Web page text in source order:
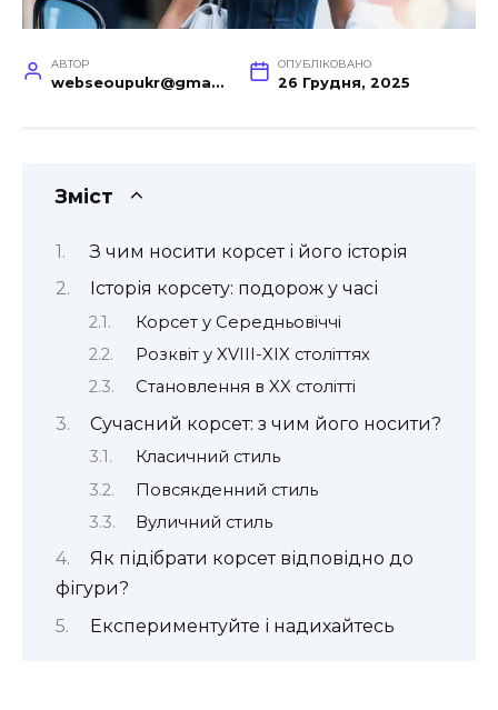
АВТОР
webseoupukr@gmail.com
ОПУБЛІКОВАНО
26 Грудня, 2025
Зміст
З чим носити корсет і його історія
Історія корсету: подорож у часі
Корсет у Середньовіччі
Розквіт у XVIII-XIX століттях
Становлення в XX столітті
Сучасний корсет: з чим його носити?
Класичний стиль
Повсякденний стиль
Вуличний стиль
Як підібрати корсет відповідно до
фігури?
Експериментуйте і надихайтесь